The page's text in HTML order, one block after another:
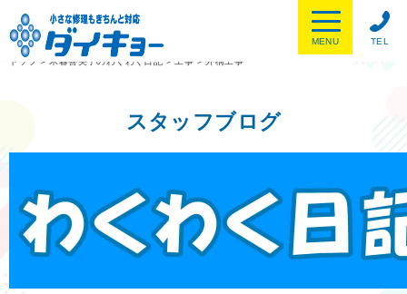
TEL
MENU
トップ
> 木暮喜美子のわくわく日記 > 工事 >外構工事
スタッフブログ